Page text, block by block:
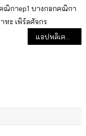
ณิกาep1 บางกอกคณิกา
หะ เพิร์ลศัจกร
แอปพลิเคชั่น โซเชียลมีเดีย ฮอตฮิตทั่วโลกและในไทย